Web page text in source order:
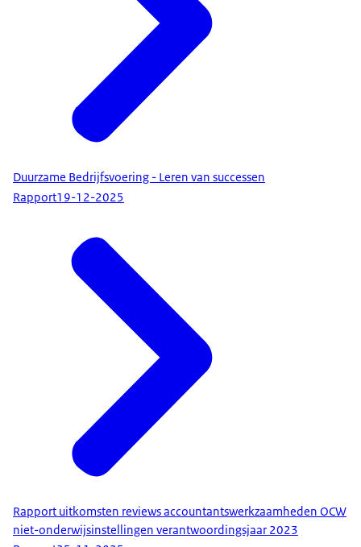
Duurzame Bedrijfsvoering - Leren van successen
Rapport19-12-2025
Rapport uitkomsten reviews accountantswerkzaamheden OCW
niet-onderwijsinstellingen verantwoordingsjaar 2023